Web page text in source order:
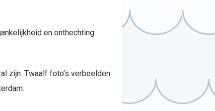
en onthechting
zijn. Twaalf foto’s verbeelden